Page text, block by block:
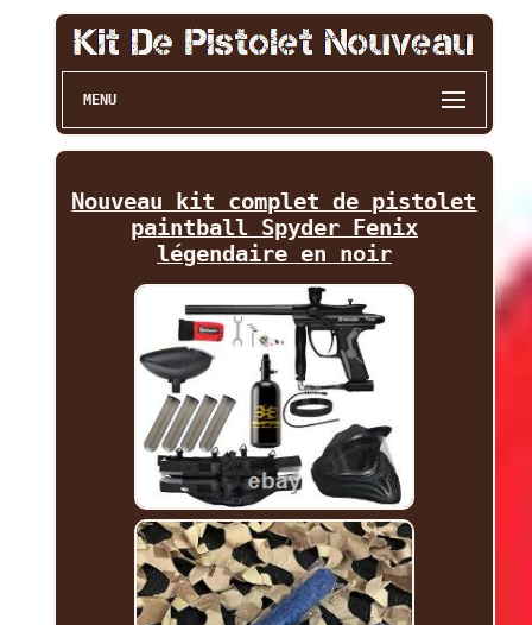
MENU
Nouveau kit complet de pistolet
paintball Spyder Fenix
légendaire en noir